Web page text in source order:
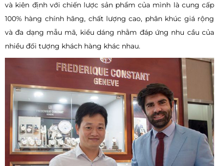
và kiên định với chiến lược sản phẩm của mình là cung cấp
100% hàng chính hãng, chất lượng cao, phân khúc giá rộng
và đa dạng mẫu mã, kiểu dáng nhằm đáp ứng nhu cầu của
nhiều đối tượng khách hàng khác nhau.